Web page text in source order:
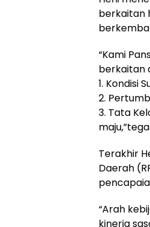
berkaitan
“Kami
berkaitan
1. Kondisi
2.
3. Tata
Terakhir
Daerah
“Arah
kinerja